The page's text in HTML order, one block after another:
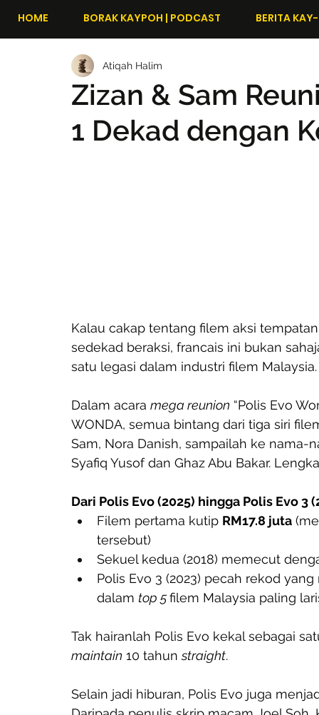
HOME BORAK KAYPOH | PODCAST BERITA
Zizan & Sam
1 Dekad dengan
Atiqah Halim
Kalau cakap tentang filem aksi
sedekad beraksi, francais ini bukan
satu legasi dalam industri filem Malaysia.
Dalam acara mega reunion “Polis Evo
WONDA, semua bintang dari tiga siri
Sam, Nora Danish, sampailah ke nama-
Syafiq Yusof dan Ghaz Abu Bakar.
Dari Polis Evo (2025) hingga Polis Evo 3
Filem pertama kutip RM17.8 juta
tersebut)
Sekuel kedua (2018) memecut
Polis Evo 3 (2023) pecah rekod
dalam top 5 filem Malaysia paling
Tak hairanlah Polis Evo kekal sebagai
maintain 10 tahun straight.
Selain jadi hiburan, Polis Evo juga